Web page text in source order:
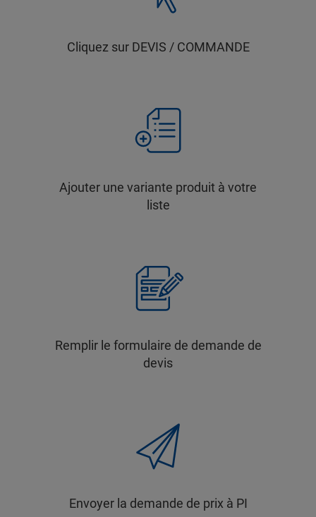
Cliquez sur DEVIS / COMMANDE
Ajouter une variante produit à votre
liste
Remplir le formulaire de demande de
devis
Envoyer la demande de prix à PI